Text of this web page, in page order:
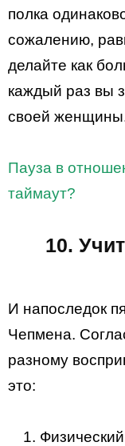
полка
сожалению,
делайте как
каждый раз вы
своей
Пауза в
таймаут?
10.
И напоследок
Чепмена.
разному
это: